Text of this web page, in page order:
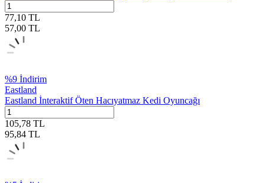
77,10 TL
57,00 TL
%9 İndirim
Eastland
Eastland İnteraktif Öten Hacıyatmaz Kedi Oyuncağı
105,78 TL
95,84 TL